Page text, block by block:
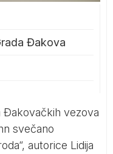
Đakova
Đakovačkih vezova
svečano
autorice Lidija